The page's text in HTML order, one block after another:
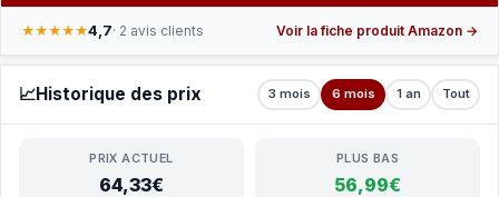
★★★★★4,7· 2 avis clients Voir la fiche produit Amazon →
📈Historique des prix 3 mois 6 mois 1 an Tout
PRIX ACTUEL
64,33€
PLUS BAS
56,99€